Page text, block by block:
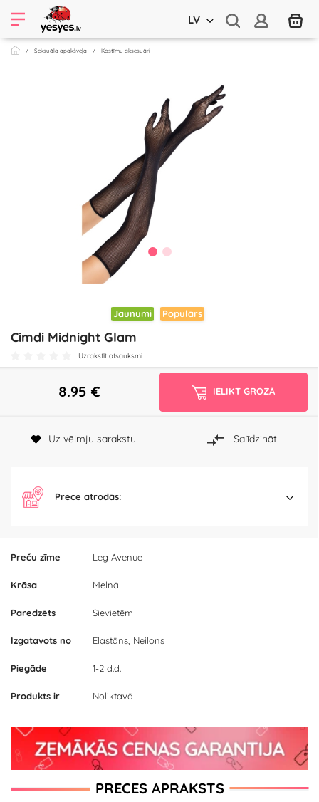
LV
Seksuāla apakšveļa Kostīmu aksesuāri
Jaunumi Populārs
Cimdi Midnight Glam
Uzrakstīt atsauksmi
Preču zīme Leg Avenue
Krāsa Melnā
Paredzēts Sievietēm
Izgatavots no Elastāns, Neilons
Piegāde 1-2 d.d.
Produkts ir Noliktavā
8.95 € IELIKT GROZĀ
Uz vēlmju sarakstu Salīdzināt
Prece atrodās:
PRECES APRAKSTS